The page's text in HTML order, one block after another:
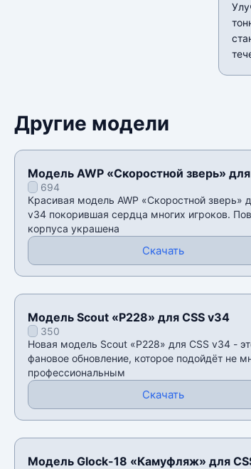
Другие модели
Модель AWP «Скоростной зверь» для
v34694
Красивая модель AWP «Скоростной зверь»
v34 покорившая сердца многих игроков.
корпуса украшена
Скачать
Модель Scout «P228» для CSS v34
350
Новая модель Scout «P228» для CSS v34 -
фановое обновление, которое подойдёт не
профессиональным
Скачать
Модель Glock-18 «Камуфляж» для